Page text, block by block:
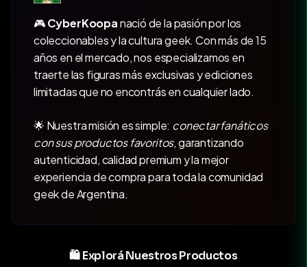
🎮CyberKoopanació de la pasión por los
coleccionables y la cultura geek. Con más de 15
años en el mercado, nos especializamos en
traerte las figuras más exclusivas y ediciones
limitadas que no encontrás en cualquier lado.
🌟 Nuestra misión es simple: conectar fanáticos
con sus productos favoritos, garantizando
autenticidad, calidad premium y la mejor
experiencia de compra para toda la comunidad
geek de Argentina.
🛍️ Explorá Nuestros Productos